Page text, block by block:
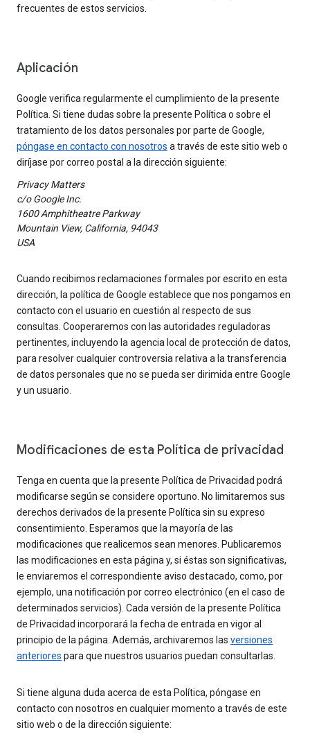
frecuentes de estos servicios.
Aplicación
Google verifica regularmente el cumplimiento de la presente
Política. Si tiene dudas sobre la presente Política o sobre el
tratamiento de los datos personales por parte de Google,
póngase en contacto con nosotros a través de este sitio web o
diríjase por correo postal a la dirección siguiente:
Privacy Matters
c/o Google Inc.
1600 Amphitheatre Parkway
Mountain View, California, 94043
USA
Cuando recibimos reclamaciones formales por escrito en esta
dirección, la política de Google establece que nos pongamos en
contacto con el usuario en cuestión al respecto de sus
consultas. Cooperaremos con las autoridades reguladoras
pertinentes, incluyendo la agencia local de protección de datos,
para resolver cualquier controversia relativa a la transferencia
de datos personales que no se pueda ser dirimida entre Google
y un usuario.
Modificaciones de esta Política de privacidad
Tenga en cuenta que la presente Política de Privacidad podrá
modificarse según se considere oportuno. No limitaremos sus
derechos derivados de la presente Política sin su expreso
consentimiento. Esperamos que la mayoría de las
modificaciones que realicemos sean menores. Publicaremos
las modificaciones en esta página y, si éstas son significativas,
le enviaremos el correspondiente aviso destacado, como, por
ejemplo, una notificación por correo electrónico (en el caso de
determinados servicios). Cada versión de la presente Política
de Privacidad incorporará la fecha de entrada en vigor al
principio de la página. Además, archivaremos las versiones
anteriores para que nuestros usuarios puedan consultarlas.
Si tiene alguna duda acerca de esta Política, póngase en
contacto con nosotros en cualquier momento a través de este
sitio web o de la dirección siguiente: